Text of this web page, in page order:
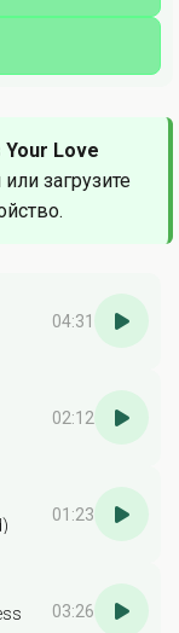
Love
загрузите
04:31
02:12
01:23
03:26